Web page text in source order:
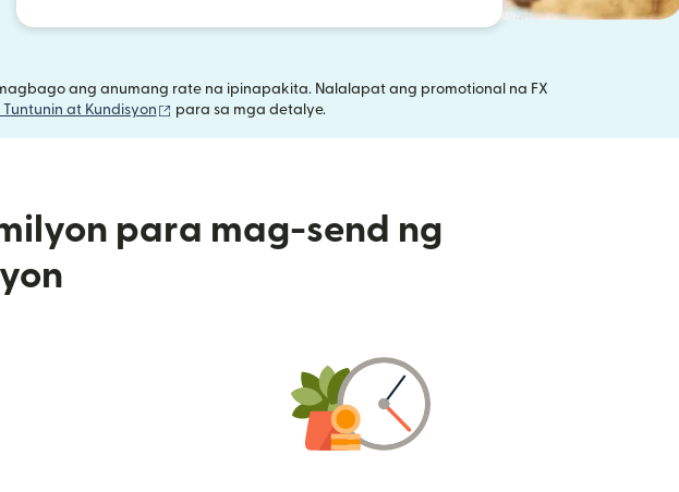
ang anumang rate na ipinapakita. Nalalapat ang promotional na FX
Tuntunin at Kundisyon (bubukas sa bagong window)
para sa mga detalye.
para mag-send ng